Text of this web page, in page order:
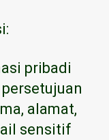
pribadi
alamat,
sensitif